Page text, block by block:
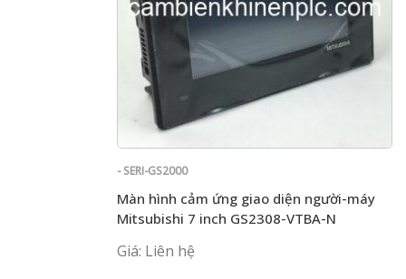
- SERI-GS2000
Màn hình cảm ứng giao diện người-máy
Mitsubishi 7 inch GS2308-VTBA-N
Giá: Liên hệ